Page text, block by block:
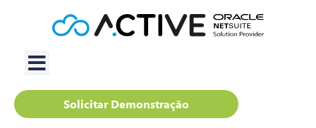
Solicitar Demonstração